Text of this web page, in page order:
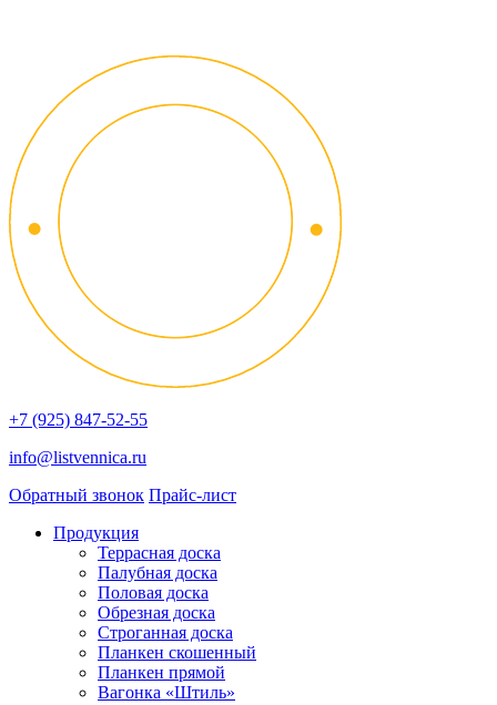
+7 (925) 847-52-55
info@listvennica.ru
Обратный звонок Прайс-лист
Продукция
Террасная доска
Палубная доска
Половая доска
Обрезная доска
Строганная доска
Планкен скошенный
Планкен прямой
Вагонка «Штиль»